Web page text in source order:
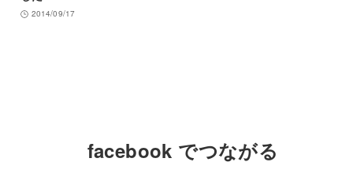
2014/09/17
facebook でつながる